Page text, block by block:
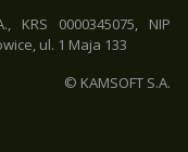
KRS 0000345075, NIP
ul. 1 Maja 133
© KAMSOFT S.A.